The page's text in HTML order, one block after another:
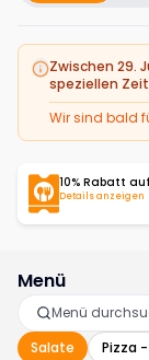
Zwischen 29.
speziellen
Wir sind bald
10% Rabatt
Details anzeigen
Menü
Salate Pizza